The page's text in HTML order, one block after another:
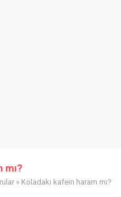
mı?
» Koladaki kafein haram mı?